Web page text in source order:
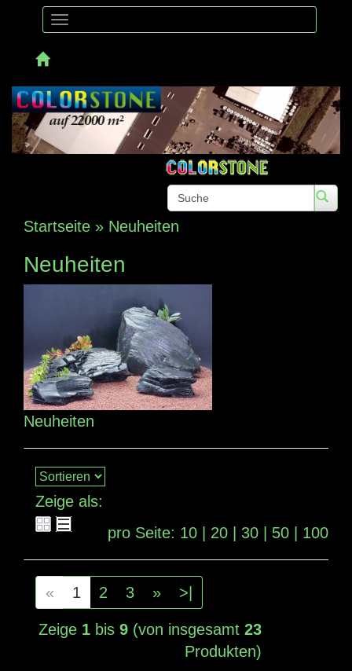
Toggle
Startseite » Neuheiten
Neuheiten
Neuheiten
Zeige als:
pro Seite: 10 20 30 50 100
« 1 2 3 » >|
Zeige 1 bis9 (von insgesamt23
Produkten)